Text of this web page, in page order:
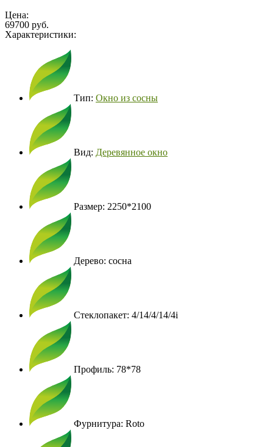
Цена:
69700 руб.
Характеристики:
Тип: Окно из сосны
Вид: Деревянное окно
Размер: 2250*2100
Дерево: сосна
Стеклопакет: 4/14/4/14/4i
Профиль: 78*78
Фурнитура: Roto